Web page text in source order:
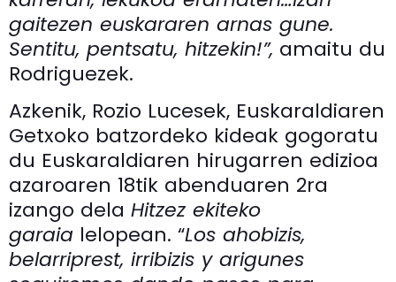
gaitezen euskararen arnas gune.
Sentitu, pentsatu, hitzekin!”, amaitu du
Rodriguezek.
Azkenik, Rozio Lucesek, Euskaraldiaren
Getxoko batzordeko kideak gogoratu
du Euskaraldiaren hirugarren edizioa
azaroaren 18tik abenduaren 2ra
izango dela Hitzez ekiteko
garaia lelopean. “Los ahobizis,
belarriprest, irribizis y arigunes